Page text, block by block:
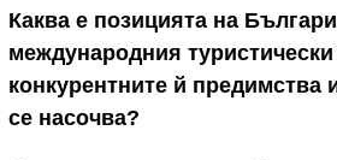
Каква е позицията на
международния
конкурентните й предимства
се насочва?